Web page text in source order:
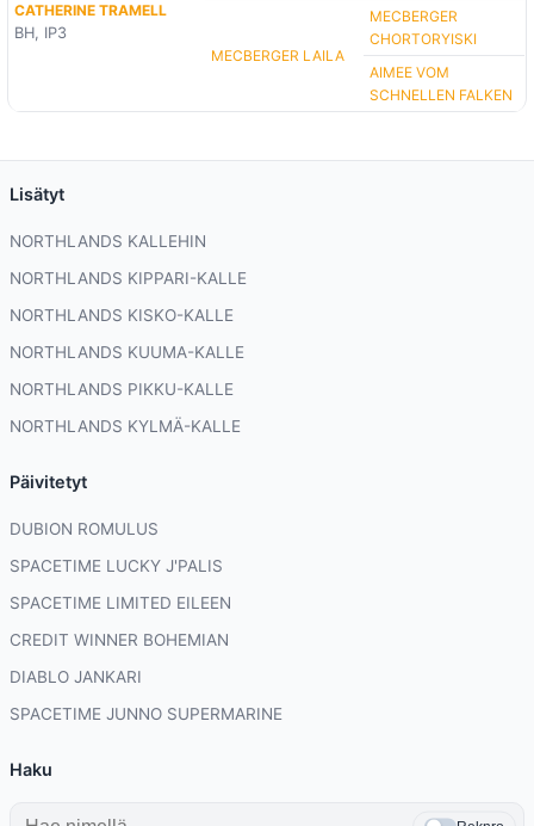
CATHERINE TRAMELL
BH, IP3
MECBERGER LAILA
MECBERGER
CHORTORYISKI
AIMEE VOM
SCHNELLEN FALKEN
Lisätyt
NORTHLANDS KALLEHIN
NORTHLANDS KIPPARI-KALLE
NORTHLANDS KISKO-KALLE
NORTHLANDS KUUMA-KALLE
NORTHLANDS PIKKU-KALLE
NORTHLANDS KYLMÄ-KALLE
Päivitetyt
DUBION ROMULUS
SPACETIME LUCKY J'PALIS
SPACETIME LIMITED EILEEN
CREDIT WINNER BOHEMIAN
DIABLO JANKARI
SPACETIME JUNNO SUPERMARINE
Haku